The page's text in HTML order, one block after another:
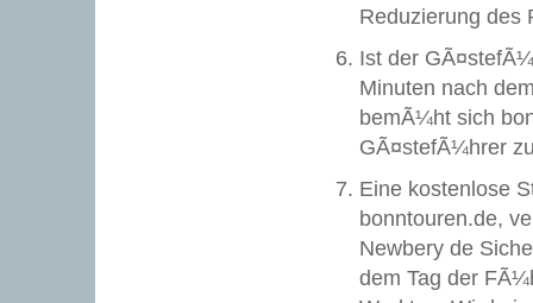
Reduzierung des
Ist der
Minuten nach
bemÃ¼ht sich
GÃ¤stefÃ¼hrer
Eine kostenlose
bonntouren.de,
Newbery de
dem Tag der